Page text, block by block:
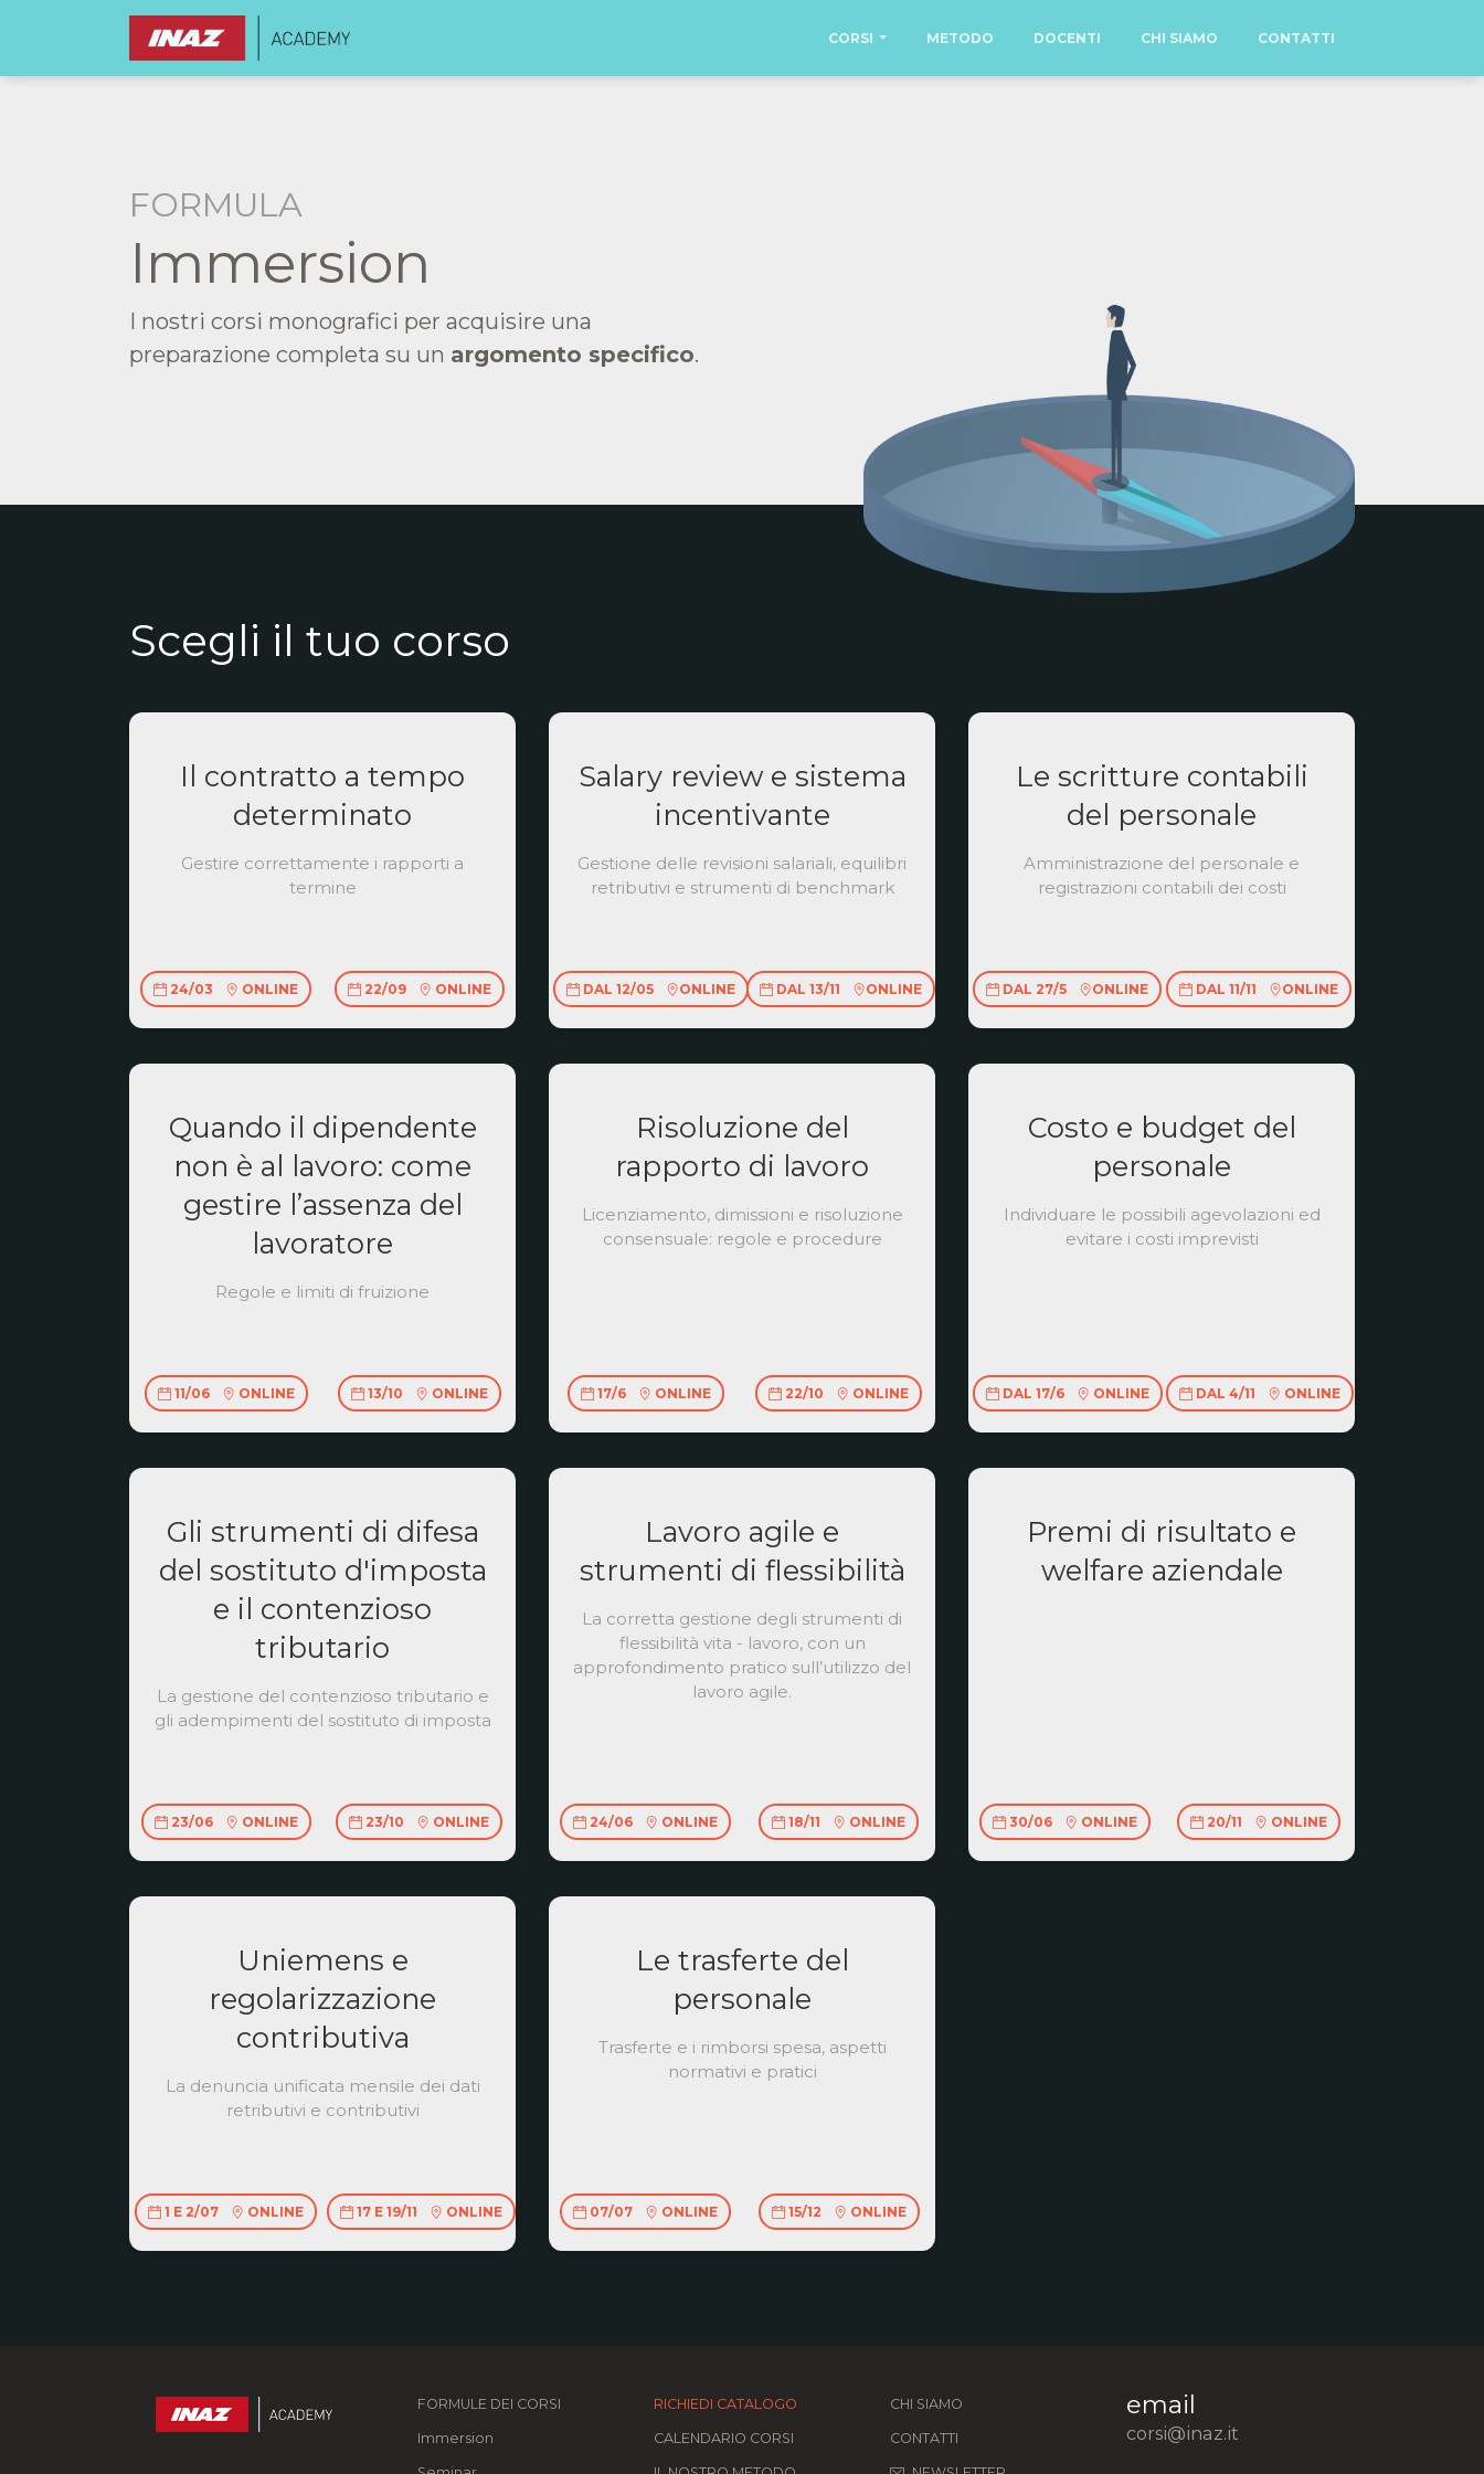
CORSI METODO DOCENTI CHI SIAMO CONTATTI
FORMULA
Immersion
I nostri corsi monografici per acquisire una
preparazione completa su un argomento specifico.
Scegli il tuo corso
Il contratto a tempo
determinato
Gestire correttamente i rapporti a
termine
24/03 ONLINE 22/09 ONLINE
Salary review e sistema
incentivante
Gestione delle revisioni salariali, equilibri
retributivi e strumenti di benchmark
DAL 12/05 ONLINE DAL 13/11 ONLINE
Le scritture contabili
del personale
Amministrazione del personale e
registrazioni contabili dei costi
DAL 27/5 ONLINE DAL 11/11 ONLINE
Quando il dipendente
non è al lavoro: come
gestire l’assenza del
lavoratore
Regole e limiti di fruizione
11/06 ONLINE 13/10 ONLINE
Risoluzione del
rapporto di lavoro
Licenziamento, dimissioni e risoluzione
consensuale: regole e procedure
17/6 ONLINE 22/10 ONLINE
Costo e budget del
personale
Individuare le possibili agevolazioni ed
evitare i costi imprevisti
DAL 17/6 ONLINE DAL 4/11 ONLINE
Gli strumenti di difesa
del sostituto d'imposta
e il contenzioso
tributario
La gestione del contenzioso tributario e
gli adempimenti del sostituto di imposta
23/06 ONLINE 23/10 ONLINE
Lavoro agile e
strumenti di flessibilità
La corretta gestione degli strumenti di
flessibilità vita - lavoro, con un
approfondimento pratico sull’utilizzo del
lavoro agile.
24/06 ONLINE 18/11 ONLINE
Premi di risultato e
welfare aziendale
30/06 ONLINE 20/11 ONLINE
Uniemens e
regolarizzazione
contributiva
La denuncia unificata mensile dei dati
retributivi e contributivi
1 E 2/07 ONLINE 17 E 19/11 ONLINE
Le trasferte del
personale
Trasferte e i rimborsi spesa, aspetti
normativi e pratici
07/07 ONLINE 15/12 ONLINE
FORMULE DEI CORSI
Immersion
RICHIEDI CATALOGO
CALENDARIO CORSI
CHI SIAMO
CONTATTI
email
corsi@inaz.it